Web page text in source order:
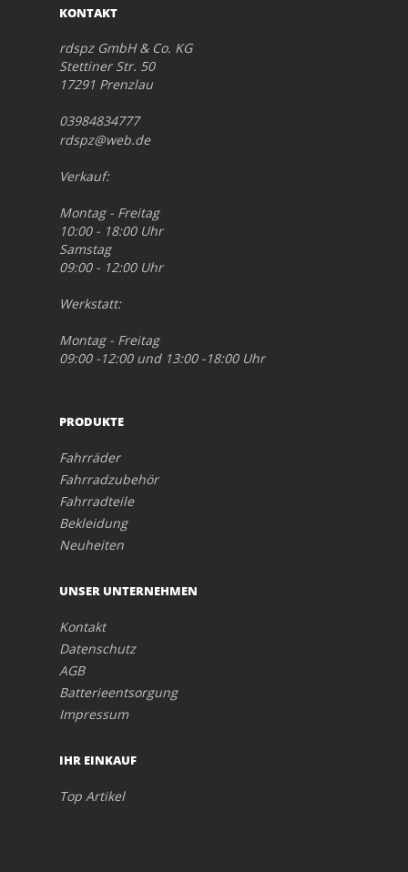
KONTAKT
rdspz GmbH & Co. KG
Stettiner Str. 50
17291 Prenzlau
03984834777
rdspz@web.de
Verkauf:
Montag - Freitag
10:00 - 18:00 Uhr
Samstag
09:00 - 12:00 Uhr
Werkstatt:
Montag - Freitag
09:00 -12:00 und 13:00 -18:00 Uhr
PRODUKTE
Fahrräder
Fahrradzubehör
Fahrradteile
Bekleidung
Neuheiten
UNSER UNTERNEHMEN
Kontakt
Datenschutz
AGB
Batterieentsorgung
Impressum
IHR EINKAUF
Top Artikel